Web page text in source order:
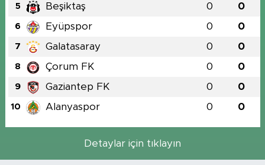
5 Beşiktaş 0 0
6 Eyüpspor 0 0
7 Galatasaray 0 0
8 Çorum FK 0 0
9 Gaziantep FK 0 0
10 Alanyaspor 0 0
Detaylar için tıklayın